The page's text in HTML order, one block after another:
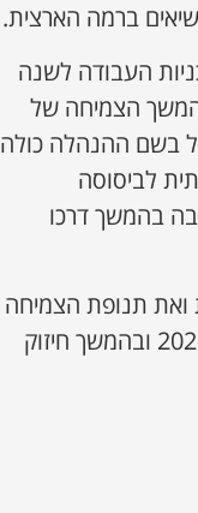
ברמה הארצית.
העבודה לשנה
הצמיחה של
בשם ההנהלה כולה
לביסוסה
בהמשך דרכו
ואת תנופת הצמיחה
בשנים האחרונות, והביעו אמון מלא בתוכניות העבודה לשנת 2026 ובהמשך חיזוק